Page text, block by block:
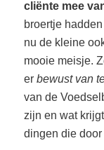
cliënte mee
broertje
nu de kleine
mooie meisje.
erbewust van
van de
zijn en wat
dingen die